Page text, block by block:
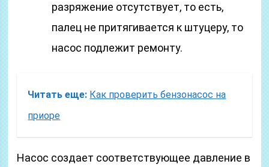
разряжение отсутствует, то есть,
палец не притягивается к штуцеру, то
насос подлежит ремонту.
Читать еще: Как проверить бензонасос на
приоре
Насос создает соответствующее давление в